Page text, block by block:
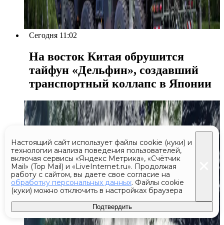
Сегодня 11:02
На восток Китая обрушится
тайфун «Дельфин», создавший
транспортный коллапс в Японии
Настоящий сайт использует файлы cookie (куки) и
технологии анализа поведения пользователей,
включая сервисы «Яндекс Метрика», «Счётчик
Mail» (Top Mail) и «LiveInternet.ru». Продолжая
работу с сайтом, вы даете свое согласие на
обработку персональных данных. Файлы cookie
(куки) можно отключить в настройках браузера
Подтвердить